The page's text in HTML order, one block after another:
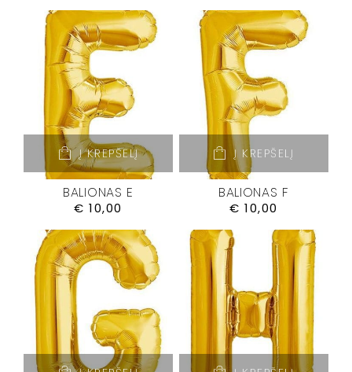
Į KREPŠELĮ
BALIONAS E
€ 10,00
Į KREPŠELĮ
BALIONAS F
€ 10,00